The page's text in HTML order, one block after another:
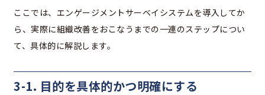
ここでは、エンゲージメントサーベイシステムを導入してか
ら、実際に組織改善をおこなうまでの一連のステップについ
て、具体的に解説します。
3-1. 目的を具体的かつ明確にする